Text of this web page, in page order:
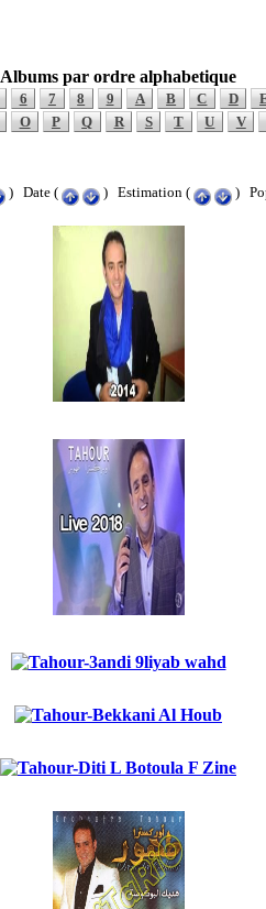
Albums par ordre alphabetique
6 7 8 9 A B C D
O P Q R S T U V
) Date ( ) Estimation ( )